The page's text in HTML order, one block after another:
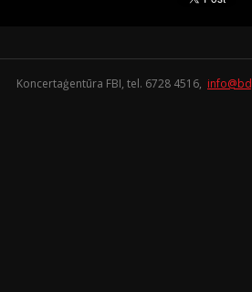
Koncertaģentūra FBI, tel. 6728 4516,